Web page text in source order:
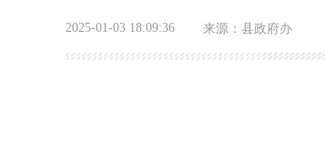
2025-01-03 18:09:36 来源： 县政府办